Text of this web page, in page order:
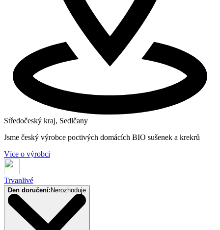
Středočeský kraj, Sedlčany
Jsme český výrobce poctivých domácích BIO sušenek a krekrů
Více o výrobci
Trvanlivé
Den doručení: Nerozhoduje